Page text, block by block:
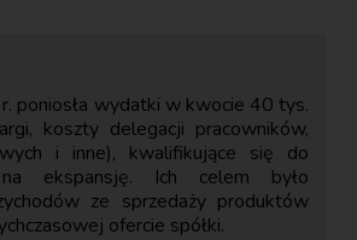
poniosła wydatki w kwocie 40 tys.
koszty delegacji pracowników,
i inne), kwalifikujące się do
ekspansję. Ich celem było
ze sprzedaży produktów
ofercie spółki.